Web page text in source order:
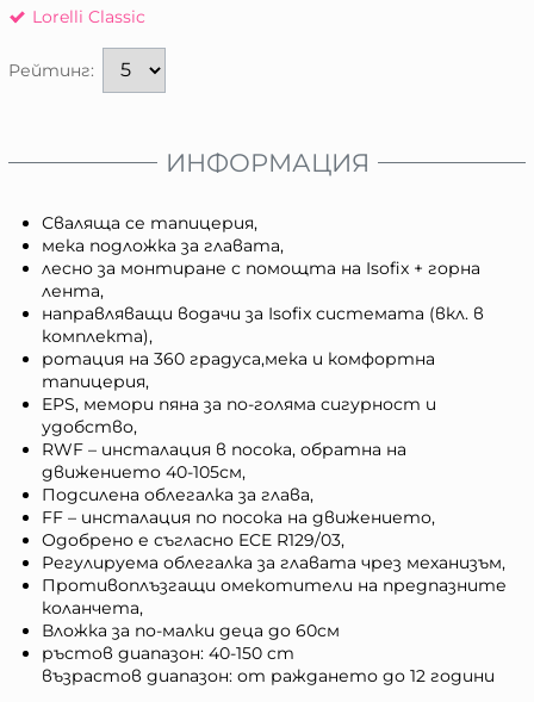
Lorelli Classic
Рейтинг:
ИНФОРМАЦИЯ
Сваляща се тапицерия,
мека подложка за главата,
лесно за монтиране с помощта на Isofix + горна
лента,
направляващи водачи за Isofix системата (вкл. в
комплекта),
ротация на 360 градуса,мека и комфортна
тапицерия,
EPS, мемори пяна за по-голяма сигурност и
удобство,
RWF – инсталация в посока, обратна на
движението 40-105см,
Подсилена облегалка за глава,
FF – инсталация по посока на движението,
Одобрено е съгласно ECE R129/03,
Регулируема облегалка за главата чрез механизъм,
Противоплъзгащи омекотители на предпазните
коланчета,
Вложка за по-малки деца до 60см
ръстов диапазон: 40-150 cm
възрастов диапазон: от раждането до 12 години